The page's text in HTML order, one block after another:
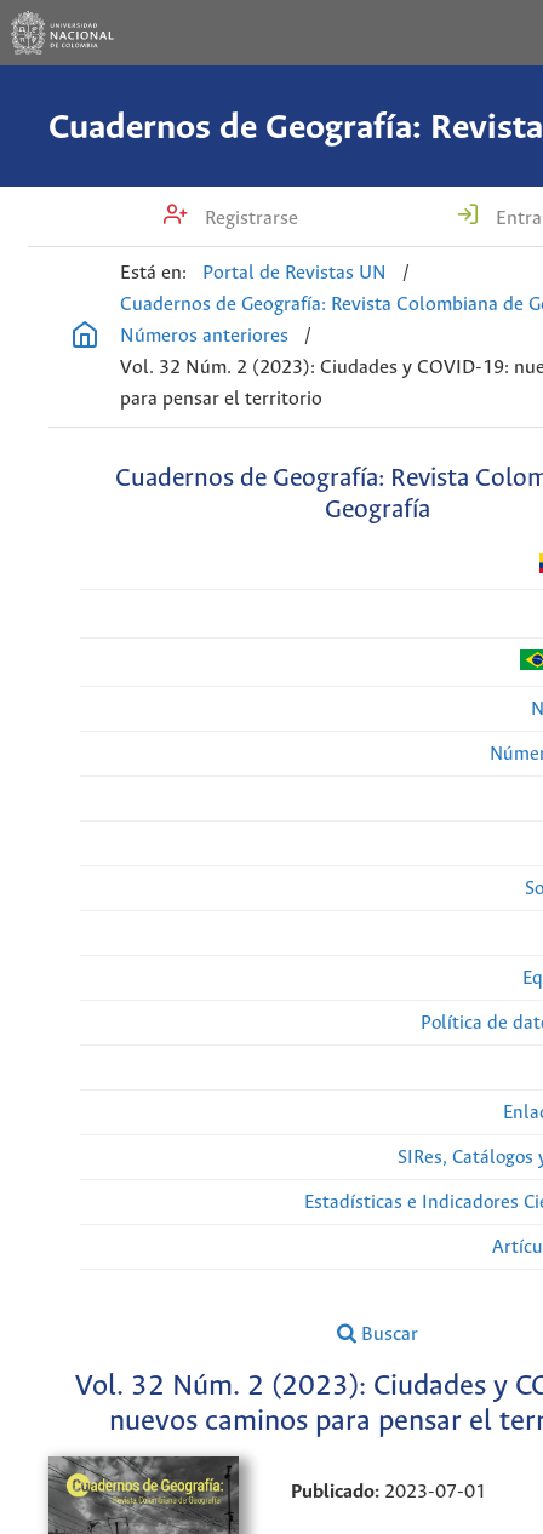
Registrarse
Está en: Portal de Revistas UN
/
Cuadernos de Geografía: Revista Colombiana de
Números anteriores
/
Vol. 32 Núm. 2 (2023): Ciudades y COVID-19:
para pensar el territorio
Cuadernos de Geografía: Revista
Geografía
Política de
SIRes, Catálogos
Estadísticas e Indicadores
Buscar
Vol. 32 Núm. 2 (2023): Ciudades y
nuevos caminos para pensar el
Publicado: 2023-07-01